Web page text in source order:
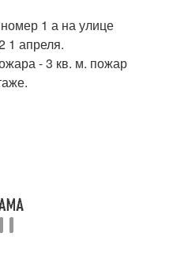
1 а на улице
1 апреля.
- 3 кв. м. пожар